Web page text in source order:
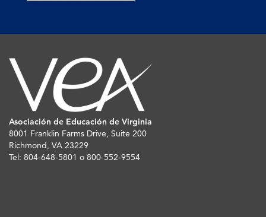
Asociación de Educación de Virginia
8001 Franklin Farms Drive, Suite 200
Richmond, VA 23229
Tel: 804-648-5801 o 800-552-9554